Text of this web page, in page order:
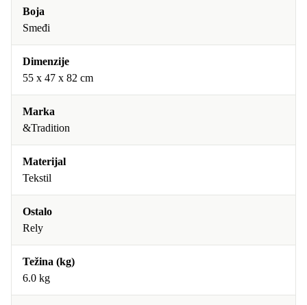
Boja
Smeđi
Dimenzije
55 x 47 x 82 cm
Marka
&Tradition
Materijal
Tekstil
Ostalo
Rely
Težina (kg)
6.0 kg